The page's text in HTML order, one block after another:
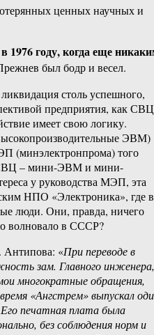
ценных научных и
1976 году, когда еще
был бодр и весел.
столь успешного,
предприятия, как
имеет свою логику.
ЭВМ)
(минэлектронпрома) того
СВЦ – мини-ЭВМ и мини-
у руководства МЭП, эта
НПО «Электроника», где в
люди. Они, правда, ничего
волновало в СССР?
Антипова: «При переводе в
зам. Главного инженера,
многократные обращения,
«Ангстрем» выпускал
печатная плата была
без соблюдения норм и